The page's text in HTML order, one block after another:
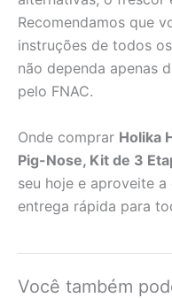
Recomendamos que
instruções de todos
não dependa apenas
pelo FNAC.
Onde comprar Holika
Pig-Nose, Kit de 3
seu hoje e aproveite
entrega rápida para
Você também